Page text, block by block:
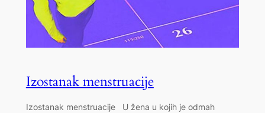
Izostanak menstruacije
Izostanak menstruacije U žena u kojih je odmah